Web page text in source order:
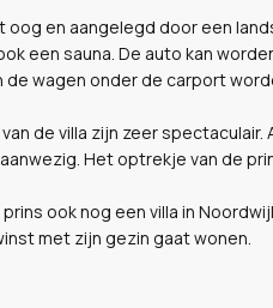
oog en aangelegd door een
een sauna. De auto kan
de wagen onder de carport
de villa zijn zeer
Het optrekje van de
ook nog een villa in
met zijn gezin gaat wonen.